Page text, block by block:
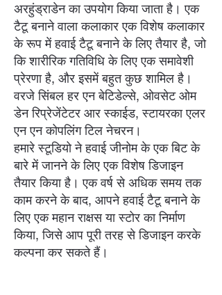
अरहुंड्राडेन का उपयोग किया जाता है। एक
टैटू बनाने वाला कलाकार एक विशेष कलाकार
के रूप में हवाई टैटू बनाने के लिए तैयार है, जो
कि शारीरिक गतिविधि के लिए एक समावेशी
प्रेरणा है, और इसमें बहुत कुछ शामिल है।
वरजे सिंबल हर एन बेटिडेल्से, ओवसेट ओम
डेन रिप्रेजेंटेटर आर स्काईड, स्टायरका एलर
एन एन कोपलिंग टिल नेचरन।
हमारे स्टूडियो ने हवाई जीनोम के एक बिट के
बारे में जानने के लिए एक विशेष डिजाइन
तैयार किया है। एक वर्ष से अधिक समय तक
काम करने के बाद, आपने हवाई टैटू बनाने के
लिए एक महान राक्षस या स्टोर का निर्माण
किया, जिसे आप पूरी तरह से डिजाइन करके
कल्पना कर सकते हैं।